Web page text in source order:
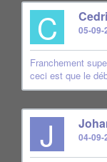
C 05-09-
Franchement
ceci est que le
J 04-09-